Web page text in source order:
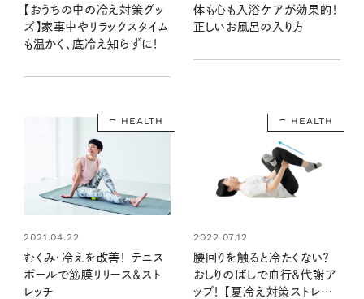
【おうちの中の冷え対策グッ
ズ】家事中やリラックスタイム
も温かく、底冷え知らずに！
体も心も入浴ケアが効果的！
正しいお風呂の入り方
HEALTH
2021.04.22
むくみ・冷えを改善！ テニス
ボールで筋膜リリース＆スト
レッチ
HEALTH
2022.07.12
腰回りを触ると冷たくない？
おしりのばしで血行＆代謝ア
ップ！ 【夏冷え対策ストレッ